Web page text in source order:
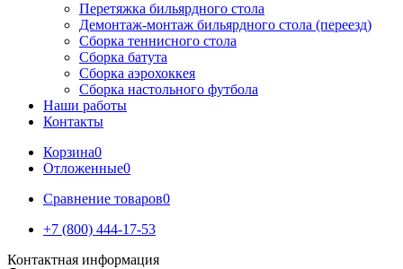
Перетяжка бильярдного стола
Демонтаж-монтаж бильярдного стола (переезд)
Сборка теннисного стола
Сборка батута
Сборка аэрохоккея
Сборка настольного футбола
Наши работы
Контакты
Корзина0
Отложенные0
Сравнение товаров0
+7 (800) 444-17-53
Контактная информация